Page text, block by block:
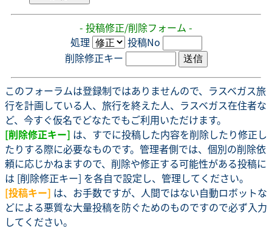
- 投稿修正/削除フォーム -
処理
投稿No
削除修正キー
このフォーラムは登録制ではありませんので、ラスベガス旅
行を計画している人、旅行を終えた人、ラスベガス在住者な
ど、今すぐ仮名でどなたでもご利用いただけます。
[削除修正キー] は、すでに投稿した内容を削除したり修正し
たりする際に必要なものです。管理者側では、個別の削除依
頼に応じかねますので、削除や修正する可能性がある投稿に
は [削除修正キー] を各自で設定し、管理してください。
[投稿キー] は、お手数ですが、人間ではない自動ロボットな
どによる悪質な大量投稿を防ぐためのものですので必ず入力
してください。